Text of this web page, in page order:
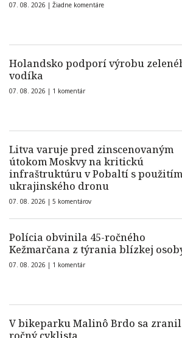
07. 08. 2026 | Žiadne komentáre
Holandsko podporí výrobu
vodíka
07. 08. 2026 | 1 komentár
Litva varuje pred zinscenovaným
útokom Moskvy na kritickú
infraštruktúru v Pobaltí s použitím
ukrajinského dronu
07. 08. 2026 | 5 komentárov
Polícia obvinila 45-ročného
Kežmarčana z týrania blízkej
07. 08. 2026 | 1 komentár
V bikeparku Malinô Brdo sa zranil